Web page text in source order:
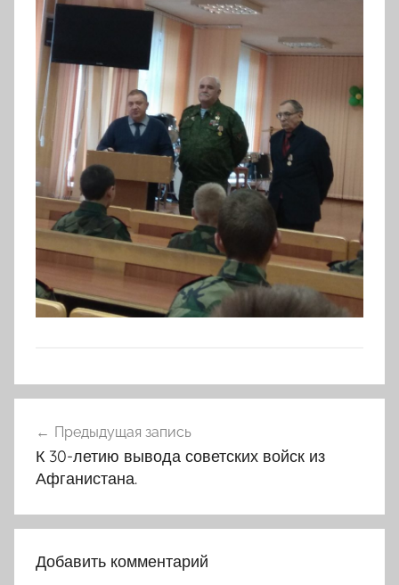
по
записям
Предыдущая запись
К 30-летию вывода советских войск из
Афганистана.
Добавить комментарий